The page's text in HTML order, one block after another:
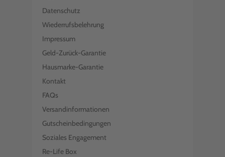
Datenschutz
Wiederrufsbelehrung
Impressum
Geld-Zurück-Garantie
Hausmarke-Garantie
Kontakt
FAQs
Versandinformationen
Gutscheinbedingungen
Soziales Engagement
Re-Life Box